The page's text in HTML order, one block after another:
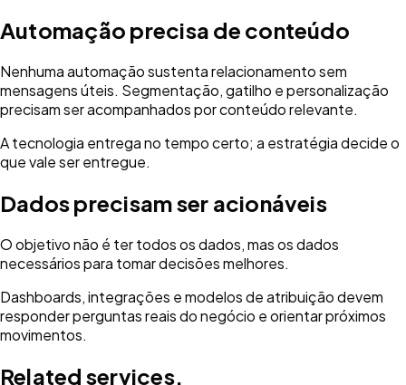
Automação precisa de conteúdo
Nenhuma automação sustenta relacionamento sem
mensagens úteis. Segmentação, gatilho e personalização
precisam ser acompanhados por conteúdo relevante.
A tecnologia entrega no tempo certo; a estratégia decide o
que vale ser entregue.
Dados precisam ser acionáveis
O objetivo não é ter todos os dados, mas os dados
necessários para tomar decisões melhores.
Dashboards, integrações e modelos de atribuição devem
responder perguntas reais do negócio e orientar próximos
movimentos.
Related services.